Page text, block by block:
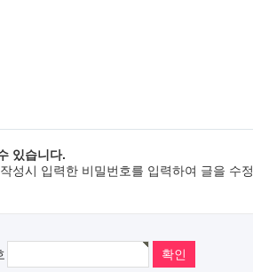
있습니다.
성시 입력한 비밀번호를 입력하여 글을 수